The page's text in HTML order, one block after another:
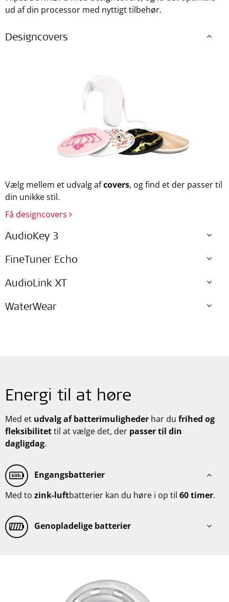
ud af din processor med nyttigt tilbehør.
Designcovers
Vælg mellem et udvalg afcovers, og find et der passer til
din unikke stil.
Få designcovers
AudioKey 3
FineTuner Echo
AudioLink XT
WaterWear
Energi til at høre
Med et udvalg af batterimuligheder har du frihed og
fleksibilitettil at vælge det, der passer til din
dagligdag.
Engangsbatterier
Med to zink-luftbatterier kan du høre i op til 60 timer.
Genopladelige batterier